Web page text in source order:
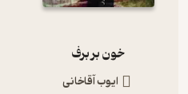
خون بر برف
ایوب آقاخانی